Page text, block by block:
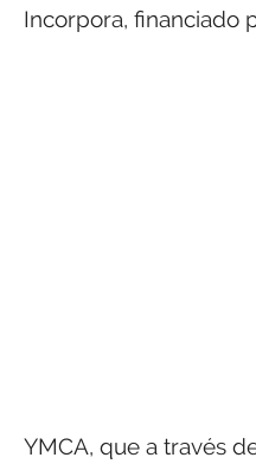
Incorpora, financiado
YMCA, que a través